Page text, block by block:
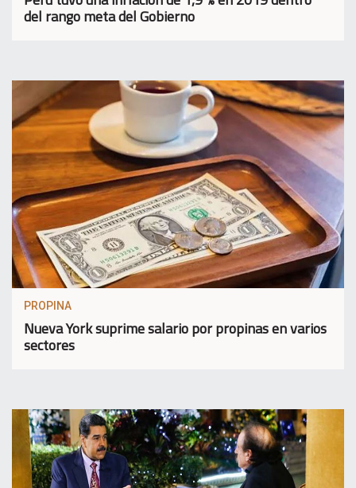
del rango meta del Gobierno
PROPINA
Nueva York suprime salario por propinas en varios
sectores